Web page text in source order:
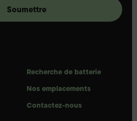
Recherche de batterie
Nos emplacements
Contactez-nous